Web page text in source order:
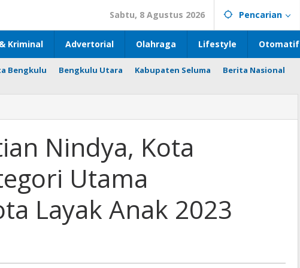
Sabtu, 8 Agustus 2026 Pencarian
Kriminal Advertorial Olahraga Lifestyle Otomatif
Bengkulu Bengkulu Utara Kabupaten Seluma Berita Nasional
Nindya, Kota
Utama
Layak Anak 2023